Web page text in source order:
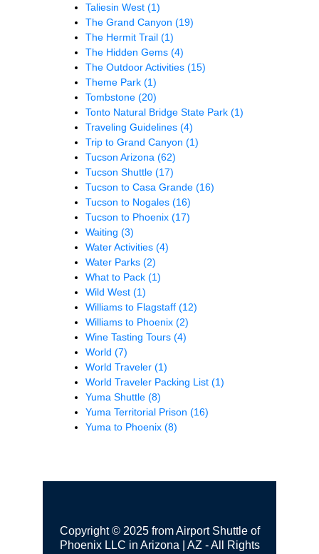
Taliesin West (1)
The Grand Canyon (19)
The Hermit Trail (1)
The Hidden Gems (4)
The Outdoor Activities (15)
Theme Park (1)
Tombstone (20)
Tonto Natural Bridge State Park (1)
Traveling Guidelines (4)
Trip to Grand Canyon (1)
Tucson Arizona (62)
Tucson Shuttle (17)
Tucson to Casa Grande (16)
Tucson to Nogales (16)
Tucson to Phoenix (17)
Waiting (3)
Water Activities (4)
Water Parks (2)
What to Pack (1)
Wild West (1)
Williams to Flagstaff (12)
Williams to Phoenix (2)
Wine Tasting Tours (4)
World (7)
World Traveler (1)
World Traveler Packing List (1)
Yuma Shuttle (8)
Yuma Territorial Prison (16)
Yuma to Phoenix (8)
Copyright © 2025 from Airport Shuttle of
Phoenix LLC in Arizona | AZ - All Rights